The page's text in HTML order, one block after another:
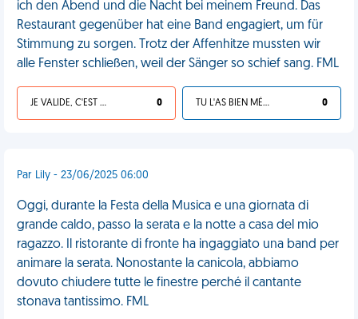
ich den Abend und die Nacht bei meinem Freund. Das
Restaurant gegenüber hat eine Band engagiert, um für
Stimmung zu sorgen. Trotz der Affenhitze mussten wir
alle Fenster schließen, weil der Sänger so schief sang. FML
JE VALIDE, C'EST UNE VDM 0 TU L'AS BIEN MÉRITÉ 0
Par Lily - 23/06/2025 06:00
Oggi, durante la Festa della Musica e una giornata di
grande caldo, passo la serata e la notte a casa del mio
ragazzo. Il ristorante di fronte ha ingaggiato una band per
animare la serata. Nonostante la canicola, abbiamo
dovuto chiudere tutte le finestre perché il cantante
stonava tantissimo. FML